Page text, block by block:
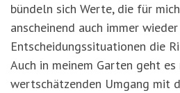
bündeln sich Werte, die für
anscheinend auch immer
Entscheidungssituationen die
Auch in meinem Garten geht es
wertschätzenden Umgang mit